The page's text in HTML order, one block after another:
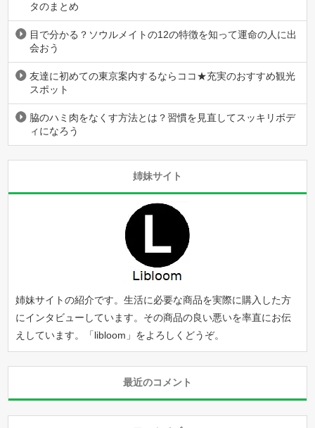
タのまとめ
目で分かる？ソウルメイトの12の特徴を知って運命の人に出
会おう
友達に初めての東京案内するならココ★充実のおすすめ観光
スポット
脇のハミ肉をなくす方法とは？習慣を見直してスッキリボデ
ィになろう
姉妹サイト
姉妹サイトの紹介です。生活に必要な商品を実際に購入した方
にインタビューしています。その商品の良い悪いを率直にお伝
えしています。「libloom 」をよろしくどうぞ。
最近のコメント